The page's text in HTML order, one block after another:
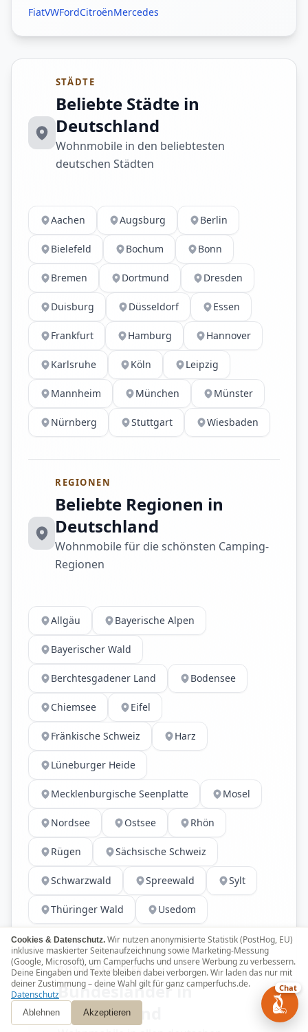
FiatVWFordCitroënMercedes
STÄDTE
Beliebte Städte in
Deutschland
Wohnmobile in den beliebtesten
deutschen Städten
Aachen Augsburg Berlin
Bielefeld Bochum Bonn
Bremen Dortmund Dresden
Duisburg Düsseldorf Essen
Frankfurt Hamburg Hannover
Karlsruhe Köln Leipzig
Mannheim München Münster
Nürnberg Stuttgart Wiesbaden
REGIONEN
Beliebte Regionen in
Deutschland
Wohnmobile für die schönsten Camping-
Regionen
Allgäu Bayerische Alpen
Bayerischer Wald
Berchtesgadener Land Bodensee
Chiemsee Eifel
Fränkische Schweiz Harz
Lüneburger Heide
Mecklenburgische Seenplatte Mosel
Nordsee Ostsee Rhön
Rügen Sächsische Schweiz
Schwarzwald Spreewald Sylt
Thüringer Wald Usedom
BUNDESLÄNDER
Bundesländer in
Deutschland
Cookies & Datenschutz. Wir nutzen anonymisierte Statistik (PostHog, EU)
inklusive maskierter Seitenaufzeichnung sowie Marketing-Messung
(Google, Microsoft), um Camperfuchs und unsere Werbung zu verbessern.
Deine Eingaben und Texte bleiben dabei verborgen. Wir laden das nur mit
deiner Zustimmung – deine Wahl gilt für ganz camperfuchs.de.
Datenschutz
Ablehnen Akzeptieren
Chat